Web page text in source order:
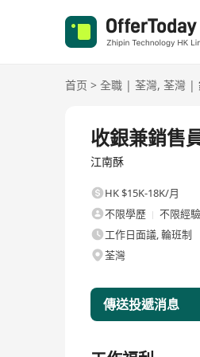
首页 > 全職 | 荃灣, 荃灣 |
收銀兼銷售
江南酥
HK $15K-18K/月
不限學歷
不限經驗
工作日面議, 輪班制
荃灣
傳送投遞消息